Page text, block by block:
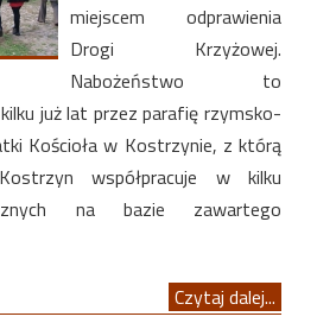
miejscem odprawienia
Drogi Krzyżowej.
Nabożeństwo to
już lat przez parafię rzymsko-
Kościoła w Kostrzynie, z którą
współpracuje w kilku
na bazie zawartego
Czytaj dalej...